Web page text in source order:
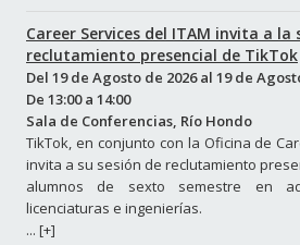
Career Services del ITAM invita a la
reclutamiento presencial de TikTok
Del 19 de Agosto de 2026al 19 de
De 13:00a 14:00
Sala de Conferencias, Río Hondo
TikTok, en conjunto con la Oficina de
invita a su sesión de reclutamiento
alumnos de sexto semestre en
licenciaturas e ingenierías.
... [+]